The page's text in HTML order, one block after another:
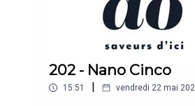
202 - Nano Cinco
15:51 vendredi 22 mai